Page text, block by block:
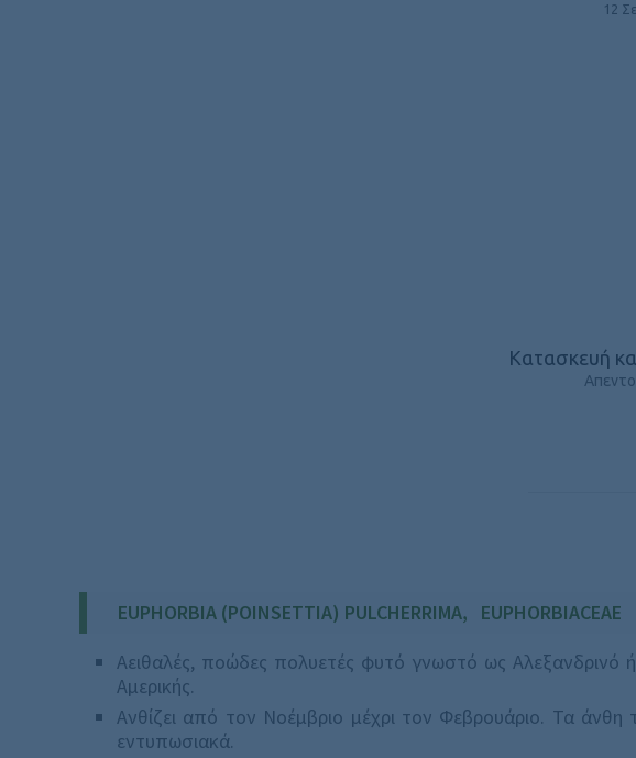
12
Κατασκευή
EUPHORBIA (POINSETTIA) PULCHERRIMA, EUPHORBIACEAE
Αειθαλές, ποώδες πολυετές φυτό γνωστό ως Αλεξανδρινό
Αμερικής.
Ανθίζει από τον Νοέμβριο μέχρι τον Φεβρουάριο. Τα άνθη
εντυπωσιακά.